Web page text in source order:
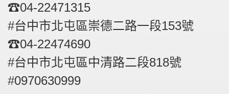
☎04-22471315
#台中市北屯區崇德二路一段153號
☎04-22474690
#台中市北屯區中清路二段818號
#0970630999